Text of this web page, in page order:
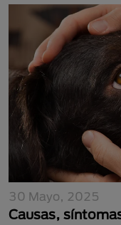
30 Mayo, 2025
Causas,